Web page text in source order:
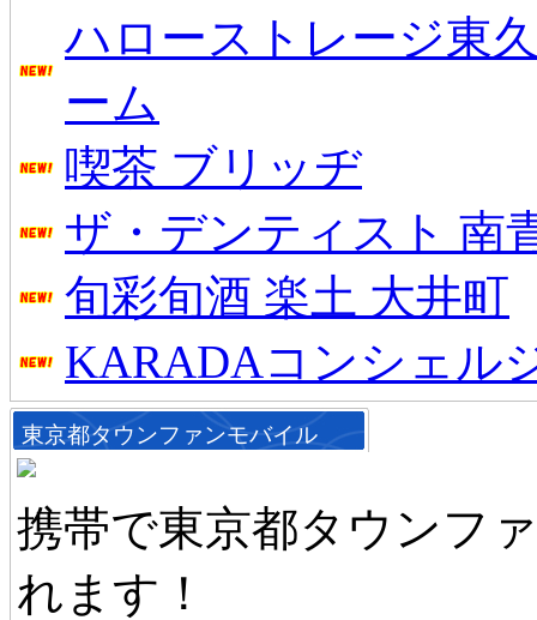
ハローストレージ東
ーム
喫茶 ブリッヂ
ザ・デンティスト 南
旬彩旬酒 楽土 大井町
KARADAコンシェル
東京都タウンファンモバイル
携帯で東京都タウンフ
れます！